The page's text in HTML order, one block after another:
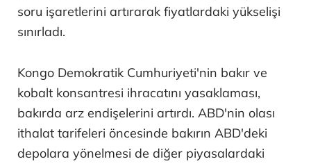
soru işaretlerini artırarak fiyatlardaki yükselişi
sınırladı.
Kongo Demokratik Cumhuriyeti'nin bakır ve
kobalt konsantresi ihracatını yasaklaması,
bakırda arz endişelerini artırdı. ABD'nin olası
ithalat tarifeleri öncesinde bakırın ABD'deki
depolara yönelmesi de diğer piyasalardaki